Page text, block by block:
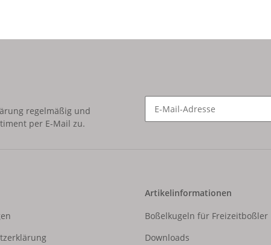
regelmäßig und
per E-Mail zu.
Artikelinformationen
Boßelkugeln für Freizeitboßler
Downloads